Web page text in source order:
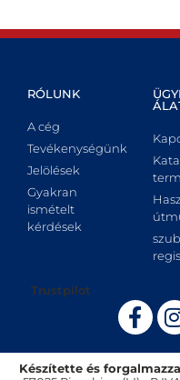
RÓLUNK
A cég
Tevékenységünk
Jelölések
Gyakran
ismételt
kérdések
Trustpilot
Készítette és